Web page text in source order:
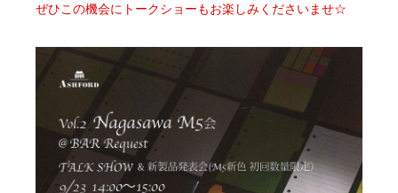
ぜひこの機会にトークショーもお楽しみくださいませ☆